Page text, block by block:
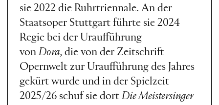
sie 2022 die Ruhrtriennale. An der
Staatsoper Stuttgart führte sie 2024
Regie bei der Uraufführung
von Dora, die von der Zeitschrift
Opernwelt zur Uraufführung des Jahres
gekürt wurde und in der Spielzeit
2025/26 schuf sie dort Die Meistersinger